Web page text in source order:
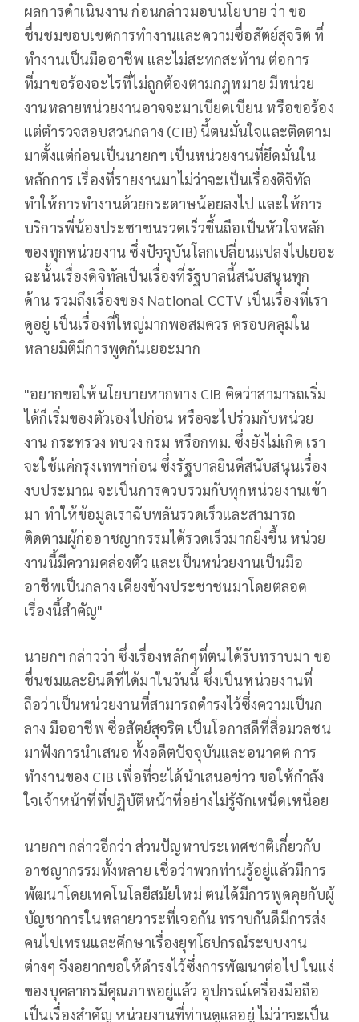
ผลการดำเนินงาน ก่อนกล่าวมอบนโยบาย ว่า ขอ
ชื่นชมขอบเขตการทำงานและความซื่อสัตย์สุจริต ที่
ทำงานเป็นมืออาชีพ และไม่สะทกสะท้าน ต่อการ
ที่มาขอร้องอะไรที่ไม่ถูกต้องตามกฎหมาย มีหน่วย
งานหลายหน่วยงานอาจจะมาเบียดเบียน หรือขอร้อง
แต่ตำรวจสอบสวนกลาง (CIB) นี้ตนมั่นใจและติดตาม
มาตั้งแต่ก่อนเป็นนายกฯ เป็นหน่วยงานที่ยึดมั่นใน
หลักการ เรื่องที่รายงานมาไม่ว่าจะเป็นเรื่องดิจิทัล
ทำให้การทำงานด้วยกระดาษน้อยลงไป และให้การ
บริการพี่น้องประชาชนรวดเร็วขึ้นถือเป็นหัวใจหลัก
ของทุกหน่วยงาน ซึ่งปัจจุบันโลกเปลี่ยนแปลงไปเยอะ
ฉะนั้นเรื่องดิจิทัลเป็นเรื่องที่รัฐบาลนี้สนับสนุนทุก
ด้าน รวมถึงเรื่องของ National CCTV เป็นเรื่องที่เรา
ดูอยู่ เป็นเรื่องที่ใหญ่มากพอสมควร ครอบคลุมใน
หลายมิติมีการพูดกันเยอะมาก
"อยากขอให้นโยบายหากทาง CIB คิดว่าสามารถเริ่ม
ได้ก็เริ่มของตัวเองไปก่อน หรือจะไปร่วมกับหน่วย
งาน กระทรวง ทบวง กรม หรือกทม. ซึ่งยังไม่เกิด เรา
จะใช้แค่กรุงเทพฯก่อน ซึ่งรัฐบาลยินดีสนับสนุนเรื่อง
งบประมาณ จะเป็นการควบรวมกับทุกหน่วยงานเข้า
มา ทำให้ข้อมูลเราฉับพลันรวดเร็วและสามารถ
ติดตามผู้ก่ออาชญากรรมได้รวดเร็วมากยิ่งขึ้น หน่วย
งานนี้มีความคล่องตัว และเป็นหน่วยงานเป็นมือ
อาชีพเป็นกลาง เคียงข้างประชาชนมาโดยตลอด
เรื่องนี้สำคัญ"
นายกฯ กล่าวว่า ซึ่งเรื่องหลักๆที่ตนได้รับทราบมา ขอ
ชื่นชมและยินดีที่ได้มาในวันนี้ ซึ่งเป็นหน่วยงานที่
ถือว่าเป็นหน่วยงานที่สามารถดำรงไว้ซึ่งความเป็นก
ลาง มืออาชีพ ซื่อสัตย์สุจริต เป็นโอกาสดีที่สื่อมวลชน
มาฟังการนำเสนอ ทั้งอดีตปัจจุบันและอนาคต การ
ทำงานของ CIB เพื่อที่จะได้นำเสนอข่าว ขอให้กำลัง
ใจเจ้าหน้าที่ที่ปฏิบัติหน้าที่อย่างไม่รู้จักเหน็ดเหนื่อย
นายกฯ กล่าวอีกว่า ส่วนปัญหาประเทศชาติเกี่ยวกับ
อาชญากรรมทั้งหลาย เชื่อว่าพวกท่านรู้อยู่แล้วมีการ
พัฒนาโดยเทคโนโลยีสมัยใหม่ ตนได้มีการพูดคุยกับผู้
บัญชาการในหลายวาระที่เจอกัน ทราบกันดีมีการส่ง
คนไปเทรนและศึกษาเรื่องยุทโธปกรณ์ระบบงาน
ต่างๆ จึงอยากขอให้ดำรงไว้ซึ่งการพัฒนาต่อไป ในแง่
ของบุคลากรมีคุณภาพอยู่แล้ว อุปกรณ์เครื่องมือถือ
เป็นเรื่องสำคัญ หน่วยงานที่ท่านดูแลอยู่ ไม่ว่าจะเป็น